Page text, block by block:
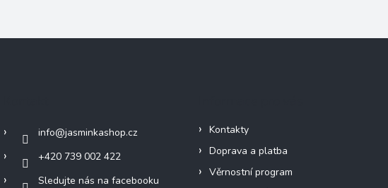
info@jasminkashop.cz
+420 739 002 422
Sledujte nás na facebooku
Kontakty
Doprava a platba
Věrnostní program